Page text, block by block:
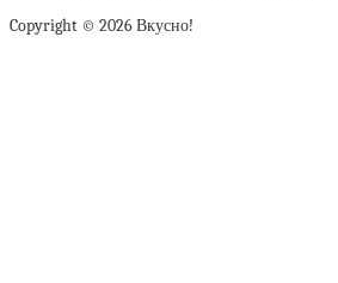
Copyright © 2026 Вкусно!